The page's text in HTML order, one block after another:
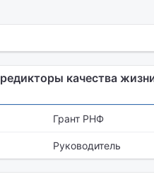
качества
Грант РНФ
Руководитель